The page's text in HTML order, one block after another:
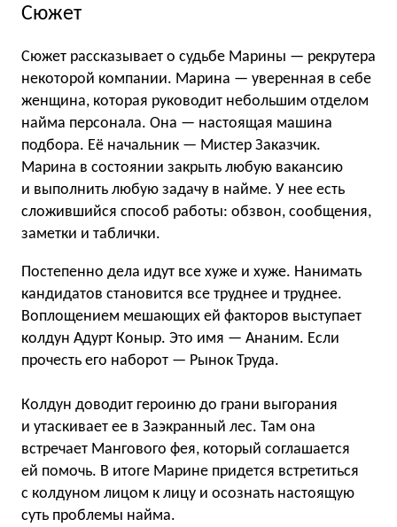
Сюжет
Сюжет рассказывает о судьбе Марины — рекрутера
некоторой компании. Марина — уверенная в себе
женщина, которая руководит небольшим отделом
найма персонала. Она — настоящая машина
подбора. Её начальник — Мистер Заказчик.
Марина в состоянии закрыть любую вакансию
и выполнить любую задачу в найме. У нее есть
сложившийся способ работы: обзвон, сообщения,
заметки и таблички.
Постепенно дела идут все хуже и хуже. Нанимать
кандидатов становится все труднее и труднее.
Воплощением мешающих ей факторов выступает
колдун Адурт Коныр. Это имя — Ананим. Если
прочесть его наборот — Рынок Труда.
Колдун доводит героиню до грани выгорания
и утаскивает ее в Заэкранный лес. Там она
встречает Мангового фея, который соглашается
ей помочь. В итоге Марине придется встретиться
с колдуном лицом к лицу и осознать настоящую
суть проблемы найма.